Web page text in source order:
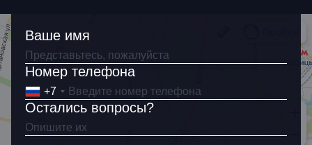
Ваше имя
Номер телефона
+7
Остались вопросы?
Ваше имя
Как связаться?
+7